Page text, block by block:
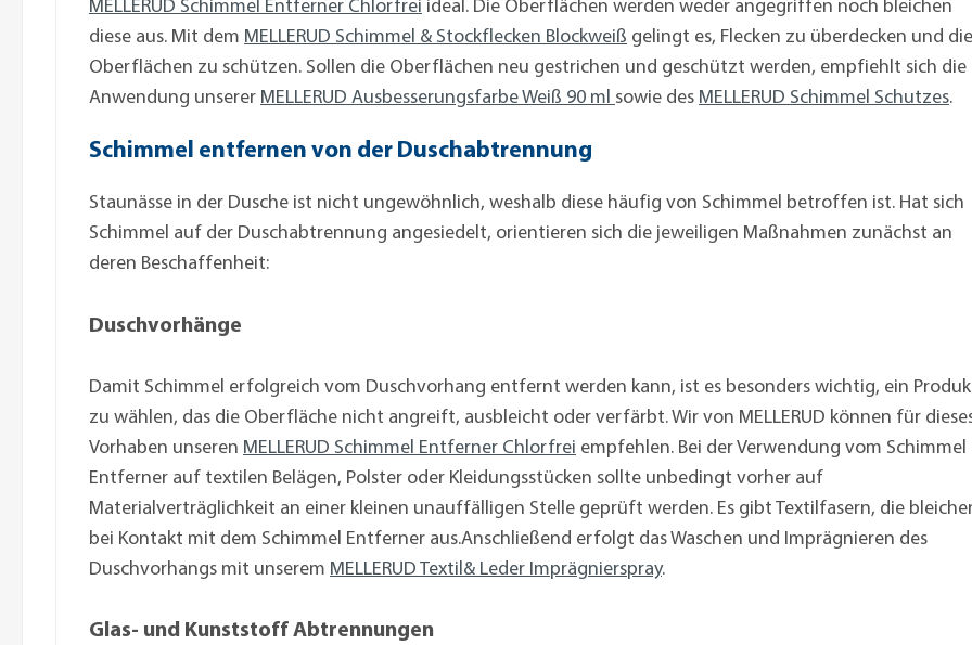
MELLERUD Schimmel Entferner Chlorfrei ideal. Die Oberflächen werden weder angegriffen noch bleichen
diese aus. Mit dem MELLERUD Schimmel & Stockflecken Blockweiß gelingt es, Flecken zu überdecken und die
Oberflächen zu schützen. Sollen die Oberflächen neu gestrichen und geschützt werden, empfiehlt sich die
Anwendung unserer MELLERUD Ausbesserungsfarbe Weiß 90 ml sowie des MELLERUD Schimmel Schutzes.
Schimmel entfernen von der Duschabtrennung
Staunässe in der Dusche ist nicht ungewöhnlich, weshalb diese häufig von Schimmel betroffen ist. Hat sich
Schimmel auf der Duschabtrennung angesiedelt, orientieren sich die jeweiligen Maßnahmen zunächst an
deren Beschaffenheit:
Duschvorhänge
Damit Schimmel erfolgreich vom Duschvorhang entfernt werden kann, ist es besonders wichtig, ein
zu wählen, das die Oberfläche nicht angreift, ausbleicht oder verfärbt. Wir von MELLERUD können für
Vorhaben unseren MELLERUD Schimmel Entferner Chlorfrei empfehlen. Bei der Verwendung vom Schimmel
Entferner auf textilen Belägen, Polster oder Kleidungsstücken sollte unbedingt vorher auf
Materialverträglichkeit an einer kleinen unauffälligen Stelle geprüft werden. Es gibt Textilfasern, die
bei Kontakt mit dem Schimmel Entferner aus.Anschließend erfolgt das Waschen und Imprägnieren des
Duschvorhangs mit unserem MELLERUD Textil& Leder Imprägnierspray.
Glas- und Kunststoff Abtrennungen